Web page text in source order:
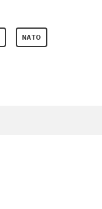
NATO